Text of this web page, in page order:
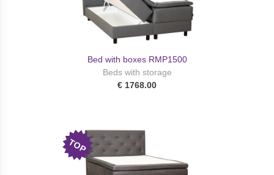
Bed with boxes RMP1500
Beds with storage
€ 1768.00
TOP